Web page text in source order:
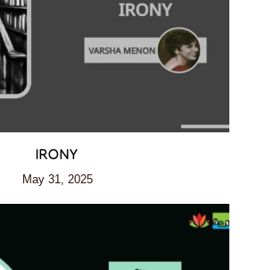
IRONY
May 31, 2025